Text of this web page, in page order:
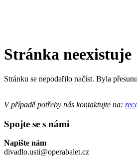
Stránka neexistuje
Stránku se nepodařilo načíst. Byla
V případě potřeby nás kontaktujte na:
Spojte se s námi
Napište nám
divadlo.usti@operabalet.cz